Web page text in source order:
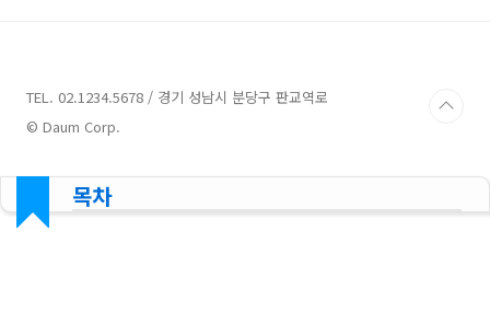
TEL. 02.1234.5678 / 경기 성남시 분당구 판교역로
© Daum Corp.
목차